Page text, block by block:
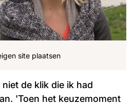
lid
Julius Martijn
Nieuwsbrief
Uitzendingen
site plaatsen
de klik die ik had
'Toen het keuzemoment